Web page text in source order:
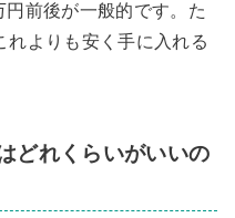
前後が一般的です。た
れよりも安く手に入れる
どれくらいがいいの